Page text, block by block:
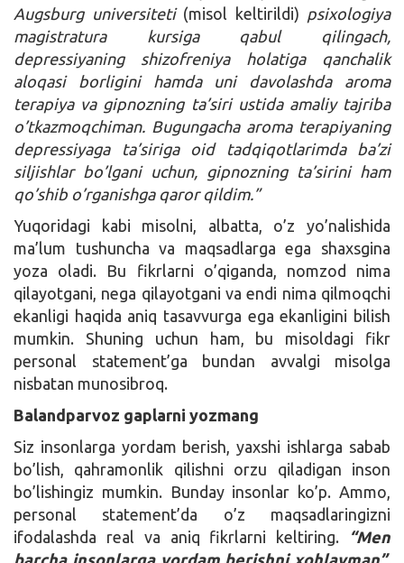
Augsburg universiteti(misol keltirildi) psixologiya
magistratura kursiga qabul qilingach,
depressiyaning shizofreniya holatiga qanchalik
aloqasi borligini hamda uni davolashda aroma
terapiya va gipnozning ta’siri ustida amaliy tajriba
o’tkazmoqchiman. Bugungacha aroma terapiyaning
depressiyaga ta’siriga oid tadqiqotlarimda ba’zi
siljishlar bo’lgani uchun, gipnozning ta’sirini ham
qo’shib o’rganishga qaror qildim.”
Yuqoridagi kabi misolni, albatta, o’z yo’nalishida
ma’lum tushuncha va maqsadlarga ega shaxsgina
yoza oladi. Bu fikrlarni o’qiganda, nomzod nima
qilayotgani, nega qilayotgani va endi nima qilmoqchi
ekanligi haqida aniq tasavvurga ega ekanligini bilish
mumkin. Shuning uchun ham, bu misoldagi fikr
personal statement’ga bundan avvalgi misolga
nisbatan munosibroq.
Balandparvoz gaplarni yozmang
Siz insonlarga yordam berish, yaxshi ishlarga sabab
bo’lish, qahramonlik qilishni orzu qiladigan inson
bo’lishingiz mumkin. Bunday insonlar ko’p. Ammo,
personal statement’da o’z maqsadlaringizni
ifodalashda real va aniq fikrlarni keltiring.
“Men
barcha insonlarga yordam berishni xohlayman”,